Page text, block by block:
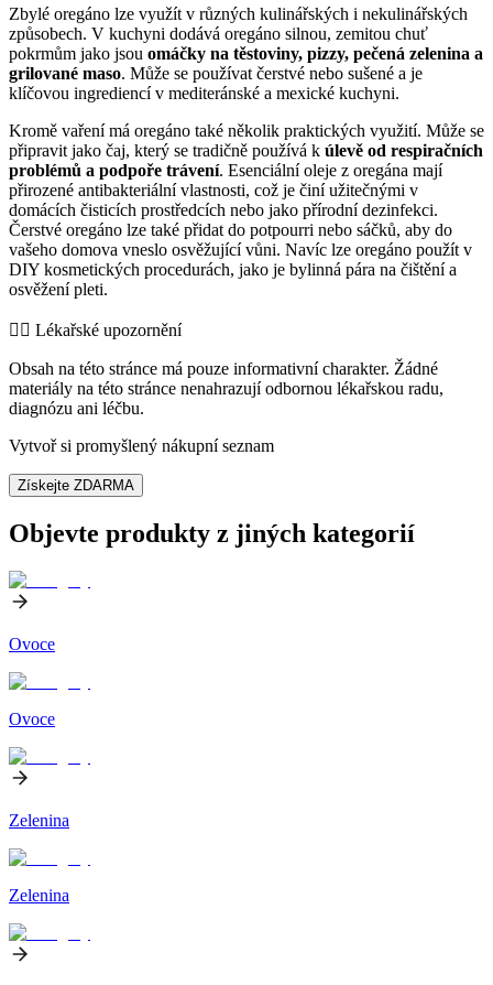
Zbylé oregáno lze využít v různých kulinářských i nekulinářských
způsobech. V kuchyni dodává oregáno silnou, zemitou chuť
pokrmům jako jsou omáčky na těstoviny, pizzy, pečená zelenina a
grilované maso. Může se používat čerstvé nebo sušené a je
klíčovou ingrediencí v mediteránské a mexické kuchyni.
Kromě vaření má oregáno také několik praktických využití. Může se
připravit jako čaj, který se tradičně používá k úlevě od respiračních
problémů a podpoře trávení. Esenciální oleje z oregána mají
přirozené antibakteriální vlastnosti, což je činí užitečnými v
domácích čisticích prostředcích nebo jako přírodní dezinfekci.
Čerstvé oregáno lze také přidat do potpourri nebo sáčků, aby do
vašeho domova vneslo osvěžující vůni. Navíc lze oregáno použít v
DIY kosmetických procedurách, jako je bylinná pára na čištění a
osvěžení pleti.
👨‍⚕️️ Lékařské upozornění
Obsah na této stránce má pouze informativní charakter. Žádné
materiály na této stránce nenahrazují odbornou lékařskou radu,
diagnózu ani léčbu.
Vytvoř si promyšlený nákupní seznam
Získejte ZDARMA
Objevte produkty z jiných kategorií
Ovoce
Ovoce
Zelenina
Zelenina